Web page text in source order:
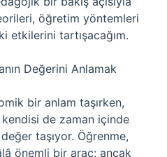
öğretim yöntemleri
etkilerini tartışacağım.
Değerini Anlamak
bir anlam taşırken,
de zaman içinde
taşıyor. Öğrenme,
önemli bir araç; ancak